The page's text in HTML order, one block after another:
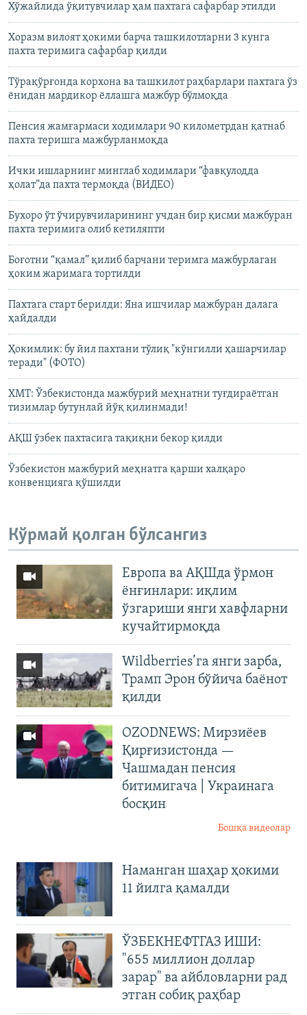
Хўжайлида ўқитувчилар ҳам пахтага сафарбар этилди
Хоразм вилоят ҳокими барча ташкилотларни 3 кунга
пахта теримига сафарбар қилди
Тўрақўрғонда корхона ва ташкилот раҳбарлари пахтага ўз
ёнидан мардикор ёллашга мажбур бўлмоқда
Пенсия жамғармаси ходимлари 90 километрдан қатнаб
пахта теришга мажбурланмоқда
Ички ишларнинг минглаб ходимлари “фавқулодда
ҳолат”да пахта термоқда (ВИДЕО)
Бухоро ўт ўчирувчиларининг учдан бир қисми мажбуран
пахта теримига олиб кетиляпти
Боғотни “қамал” қилиб барчани теримга мажбурлаган
ҳоким жаримага тортилди
Пахтага старт берилди: Яна ишчилар мажбуран далага
ҳайдалди
Ҳокимлик: бу йил пахтани тўлиқ "кўнгилли ҳашарчилар
теради" (ФОТО)
ХМТ: Ўзбекистонда мажбурий меҳнатни туғдираëтган
тизимлар бутунлай йўқ қилинмади!
АҚШ ўзбек пахтасига тақиқни бекор қилди
Ўзбекистон мажбурий меҳнатга қарши халқаро
конвенцияга қўшилди
Кўрмай қолган бўлсангиз
Европа ва АҚШда ўрмон
ёнғинлари: иқлим
ўзгариши янги хавфларни
кучайтирмоқда
Wildberries’га янги зарба,
Трамп Эрон бўйича баёнот
қилди
OZODNEWS: Мирзиёев
Қирғизистонда —
Чашмадан пенсия
битимигача | Украинага
босқин
Бошқа видеолар
Наманган шаҳар ҳокими
11 йилга қамалди
ЎЗБЕКНЕФТГАЗ ИШИ:
"655 миллион доллар
зарар" ва айбловларни рад
этган собиқ раҳбар